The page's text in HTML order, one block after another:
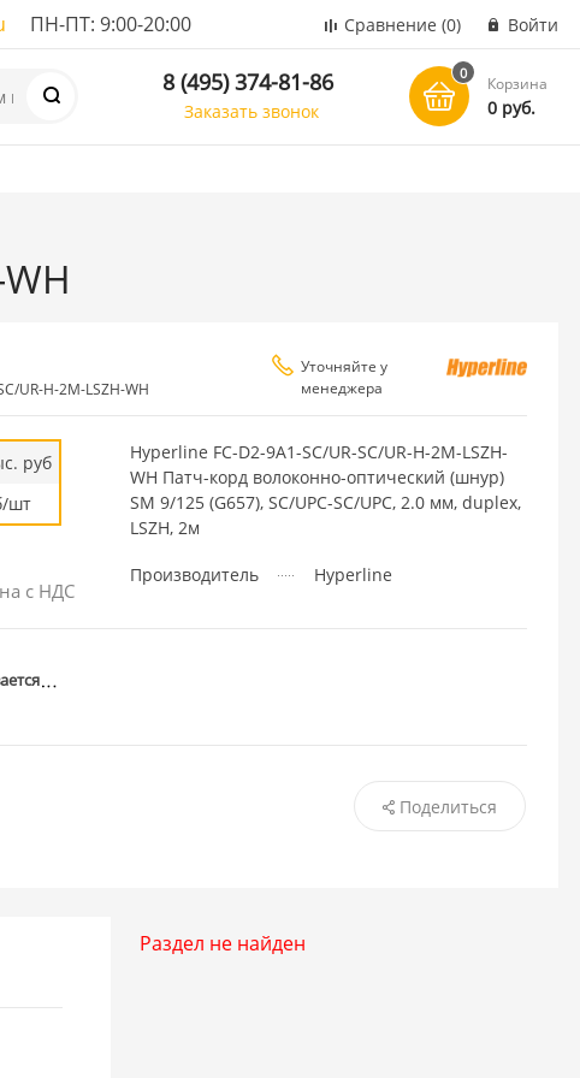
ПН-ПТ: 9:00-20:00 Сравнение (0) Войти
8 (495) 374-81-86
Заказать звонок
0
Корзина
0 руб.
UR-H-2M-LSZH-WH
Уточняйте у
менеджера
руб
шт
с НДС
Hyperline FC-D2-9A1-SC/UR-SC/UR-H-2M-LSZH-
WH Патч-корд волоконно-оптический (шнур)
SM 9/125 (G657), SC/UPC-SC/UPC, 2.0 мм, duplex,
LSZH, 2м
Производитель Hyperline
Поделиться
Раздел не найден